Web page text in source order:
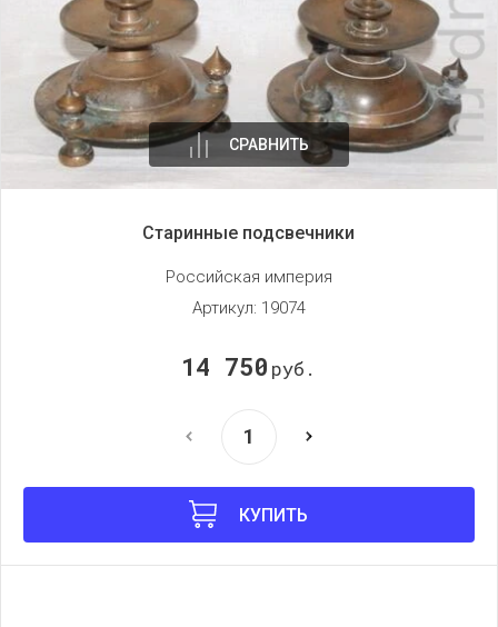
СРАВНИТЬ
Старинные подсвечники
Российская империя
Артикул: 19074
14 750 руб.
КУПИТЬ